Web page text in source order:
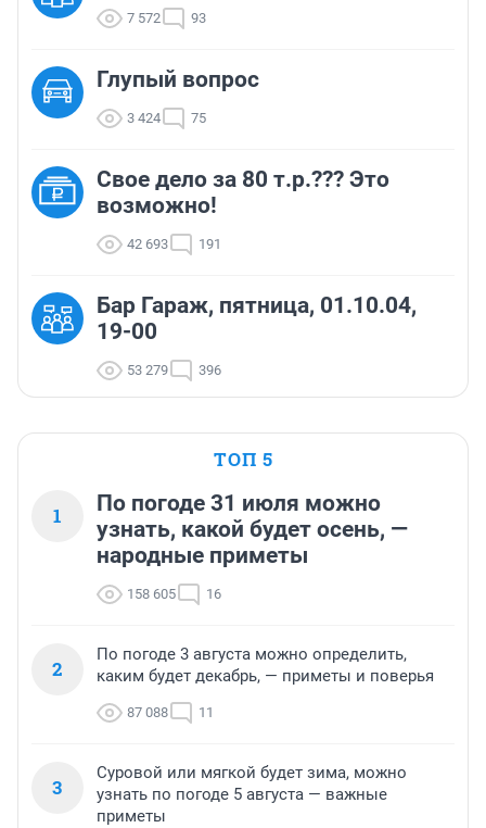
7 572 93
Глупый вопрос
3 424 75
Свое дело за 80 т.р.??? Это
возможно!
42 693 191
Бар Гараж, пятница, 01.10.04,
19-00
53 279 396
ТОП 5
1
По погоде 31 июля можно
узнать, какой будет осень, —
народные приметы
158 605 16
2
По погоде 3 августа можно определить,
каким будет декабрь, — приметы и поверья
87 088 11
3
Суровой или мягкой будет зима, можно
узнать по погоде 5 августа — важные
приметы